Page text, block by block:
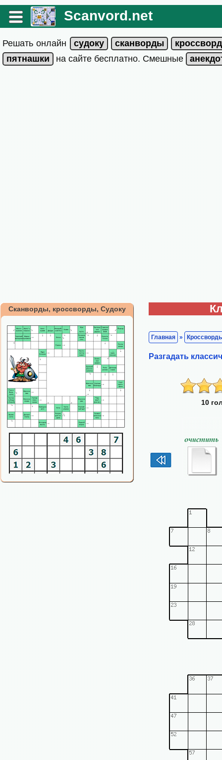
Scanvord.net
Решать онлайн
на сайте бесплатно. Смешные
Сканворды, кроссворды, Судоку
Главная »
Разгадать
10